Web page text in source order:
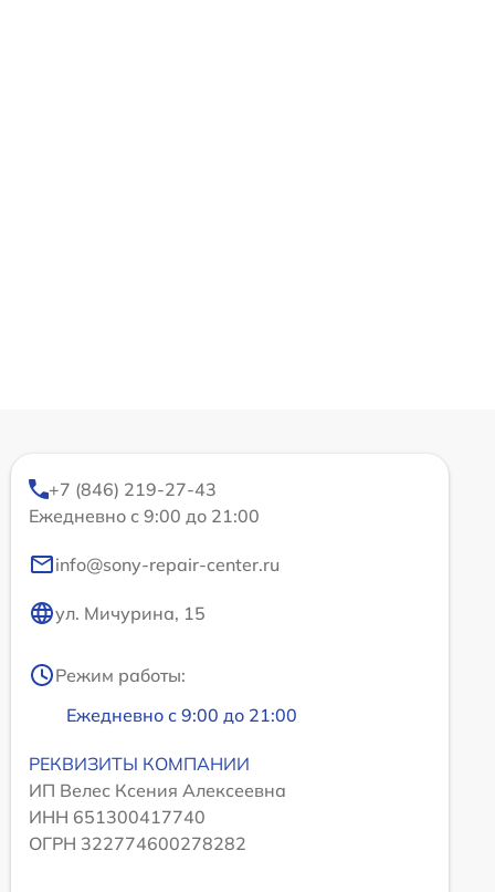
+7 (846) 219-27-43
Ежедневно с 9:00 до 21:00
info@sony-repair-center.ru
ул. Мичурина, 15
Режим работы:
Ежедневно с 9:00 до 21:00
РЕКВИЗИТЫ КОМПАНИИ
ИП Велес Ксения Алексеевна
ИНН 651300417740
ОГРН 322774600278282